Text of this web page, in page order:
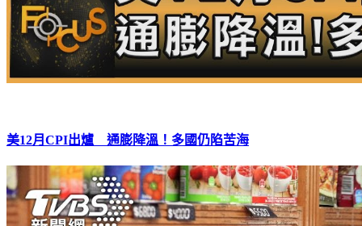
美12月CPI出爐 通膨降溫！多國仍陷苦海